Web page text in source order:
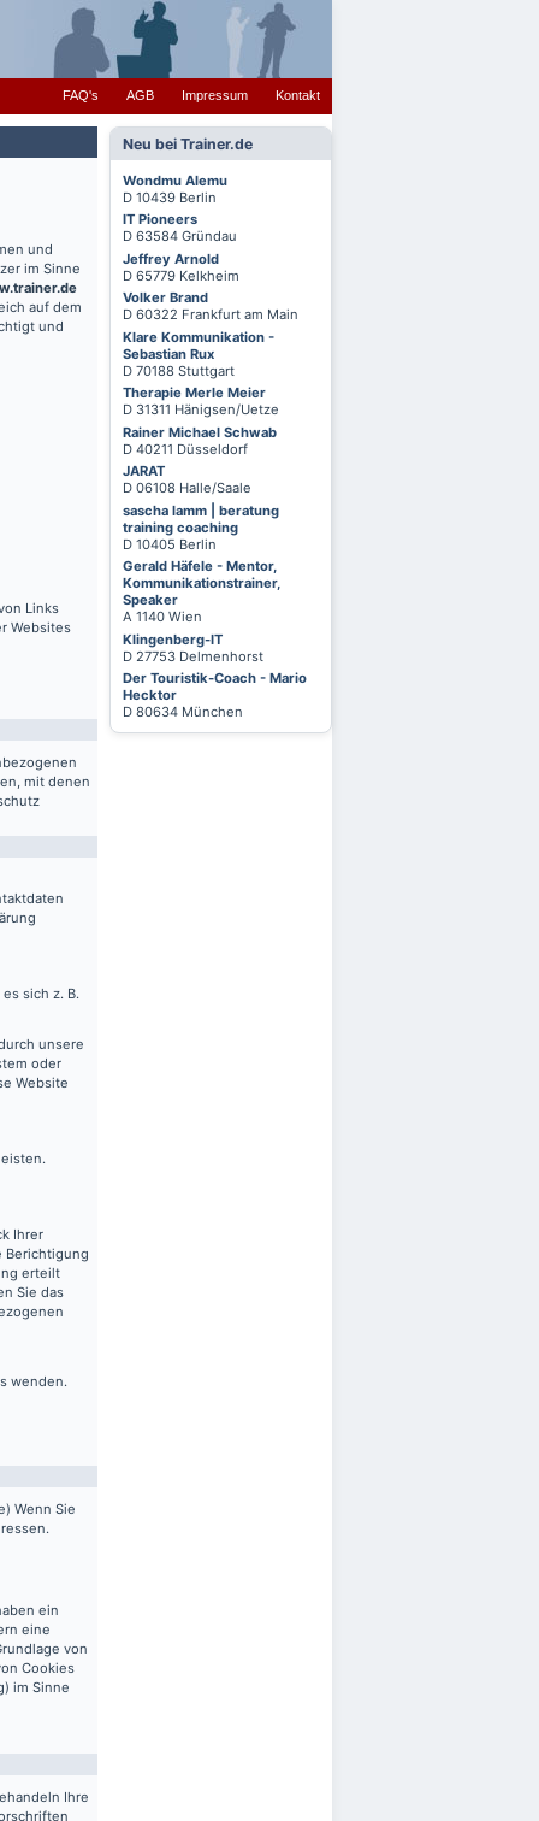
FAQ's AGB Impressum Kontakt
Neu bei Trainer.de
Wondmu Alemu
D 10439 Berlin
IT Pioneers
D 63584 Gründau
Jeffrey Arnold
D 65779 Kelkheim
Volker Brand
D 60322 Frankfurt am Main
Klare Kommunikation -
Sebastian Rux
D 70188 Stuttgart
Therapie Merle Meier
D 31311 Hänigsen/Uetze
Rainer Michael Schwab
D 40211 Düsseldorf
JARAT
D 06108 Halle/Saale
sascha lamm | beratung
training coaching
D 10405 Berlin
Gerald Häfele - Mentor,
Kommunikationstrainer,
Speaker
A 1140 Wien
Klingenberg-IT
D 27753 Delmenhorst
Der Touristik-Coach - Mario
Hecktor
D 80634 München
und
im Sinne
auf dem
und
Links
Websites
mit denen
sich z. B.
unsere
oder
Website
Ihrer
Berichtigung
erteilt
Sie das
wenden.
Wenn Sie
ein
eine
von
Cookies
im Sinne
Ihre